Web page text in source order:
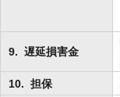
9. 遅延損害金
10. 担保